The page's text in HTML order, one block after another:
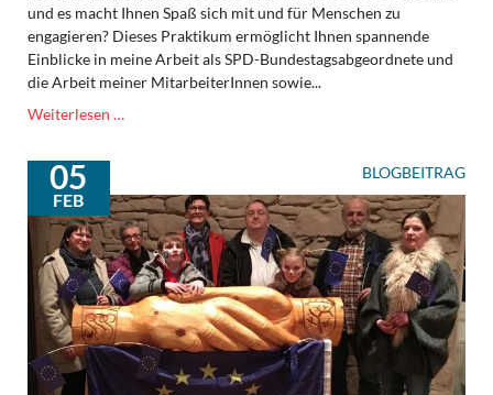
und es macht Ihnen Spaß sich mit und für Menschen zu
engagieren? Dieses Praktikum ermöglicht Ihnen spannende
Einblicke in meine Arbeit als SPD-Bundestagsabgeordnete und
die Arbeit meiner MitarbeiterInnen sowie...
Weiterlesen …
Büro
BLOGBEITRAG
05
FEB